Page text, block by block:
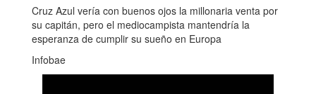
Cruz Azul vería con buenos ojos la millonaria venta por
su capitán, pero el mediocampista mantendría la
esperanza de cumplir su sueño en Europa
Infobae